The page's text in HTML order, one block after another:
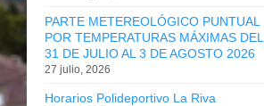
PARTE METEREOLÓGICO PUNTUAL
POR TEMPERATURAS MÁXIMAS DEL
31 DE JULIO AL 3 DE AGOSTO 2026
27 julio, 2026
Horarios Polideportivo La Riva